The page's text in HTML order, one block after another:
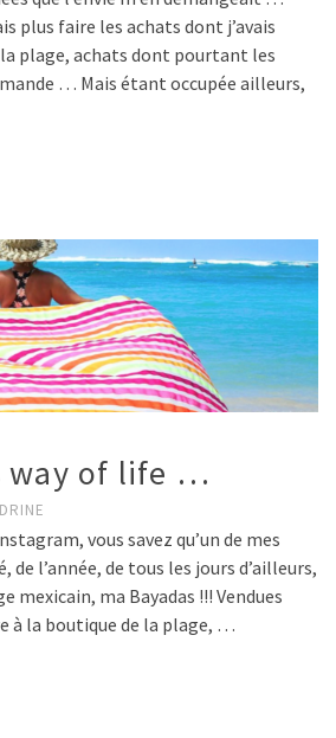
plus faire les achats dont j’avais
plage, achats dont pourtant les
… Mais étant occupée ailleurs,
way of life …
vous savez qu’un de mes
de l’année, de tous les jours d’ailleurs,
mexicain, ma Bayadas !!! Vendues
à la boutique de la plage, …